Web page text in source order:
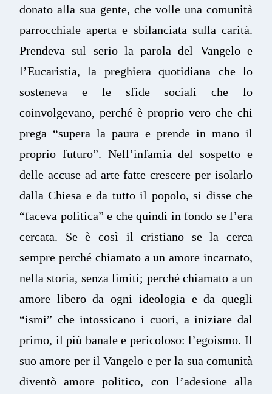
donato alla sua gente, che volle una comunità
parrocchiale aperta e sbilanciata sulla carità.
Prendeva sul serio la parola del Vangelo e
l’Eucaristia, la preghiera quotidiana che lo
sosteneva e le sfide sociali che lo
coinvolgevano, perché è proprio vero che chi
prega “supera la paura e prende in mano il
proprio futuro”. Nell’infamia del sospetto e
delle accuse ad arte fatte crescere per isolarlo
dalla Chiesa e da tutto il popolo, si disse che
“faceva politica” e che quindi in fondo se l’era
cercata. Se è così il cristiano se la cerca
sempre perché chiamato a un amore incarnato,
nella storia, senza limiti; perché chiamato a un
amore libero da ogni ideologia e da quegli
“ismi” che intossicano i cuori, a iniziare dal
primo, il più banale e pericoloso: l’egoismo. Il
suo amore per il Vangelo e per la sua comunità
diventò amore politico, con l’adesione alla